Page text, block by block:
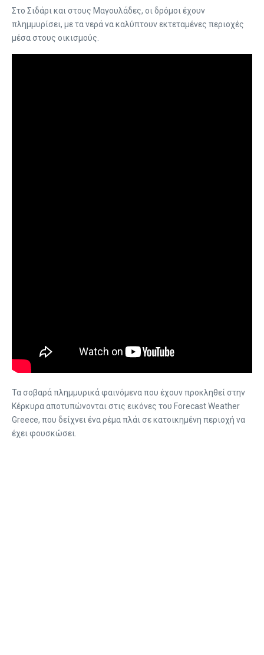
Στο Σιδάρι και στους Μαγουλάδες, οι δρόμοι έχουν
πλημμυρίσει, με τα νερά να καλύπτουν εκτεταμένες περιοχές
μέσα στους οικισμούς.
Τα σοβαρά πλημμυρικά φαινόμενα που έχουν προκληθεί στην
Κέρκυρα αποτυπώνονται στις εικόνες του Forecast Weather
Greece, που δείχνει ένα ρέμα πλάι σε κατοικημένη περιοχή να
έχει φουσκώσει.